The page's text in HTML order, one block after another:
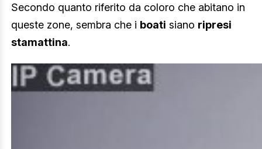
Secondo quanto riferito da coloro che abitano in
queste zone, sembra che i boati siano ripresi
stamattina.